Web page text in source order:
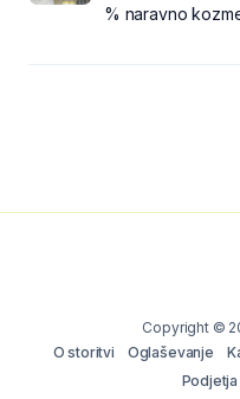
% naravno
Copyright ©
O storitvi
Oglaševanje
Podjetja